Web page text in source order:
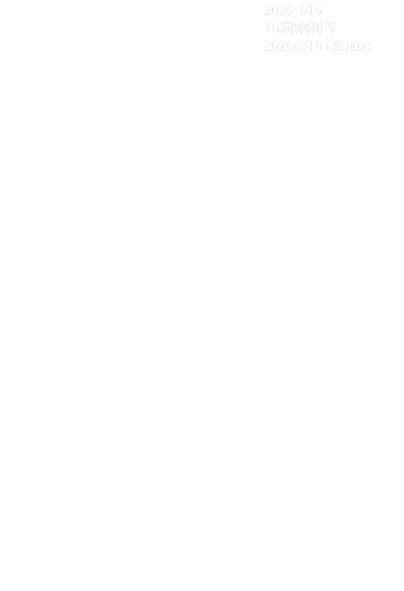
2026
3/16
印刷物制作
2026/3/16 Monday